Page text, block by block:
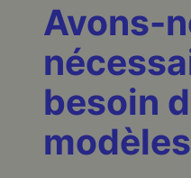
Avons-
besoin